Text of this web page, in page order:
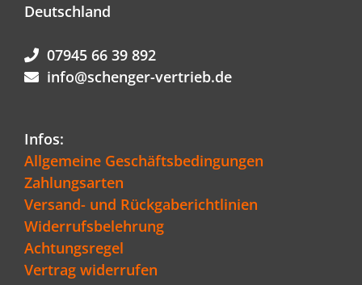
Deutschland
07945 66 39 892
info@schenger-vertrieb.de
Infos:
Allgemeine Geschäftsbedingungen
Zahlungsarten
Versand- und Rückgaberichtlinien
Widerrufsbelehrung
Achtungsregel
Vertrag widerrufen